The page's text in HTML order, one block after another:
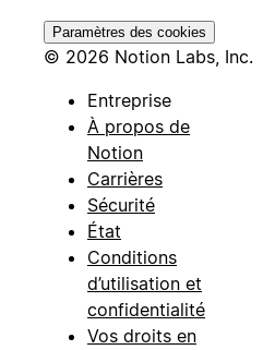
Paramètres des cookies
© 2026 Notion Labs, Inc.
Entreprise
À propos de
Notion
Carrières
Sécurité
État
Conditions
d’utilisation et
confidentialité
Vos droits en